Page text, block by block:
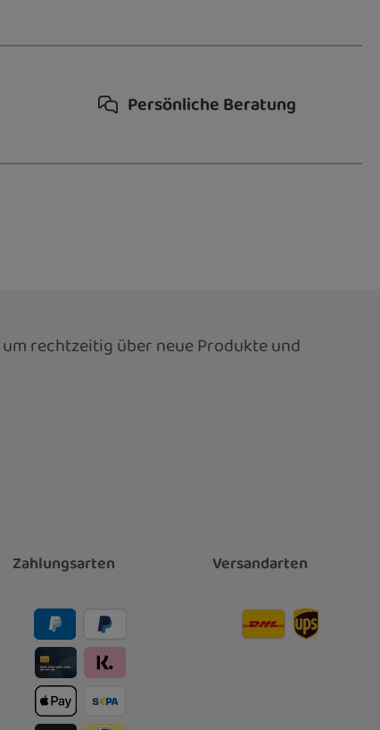
Persönliche Beratung
rechtzeitig über neue Produkte und
Zahlungsarten Versandarten